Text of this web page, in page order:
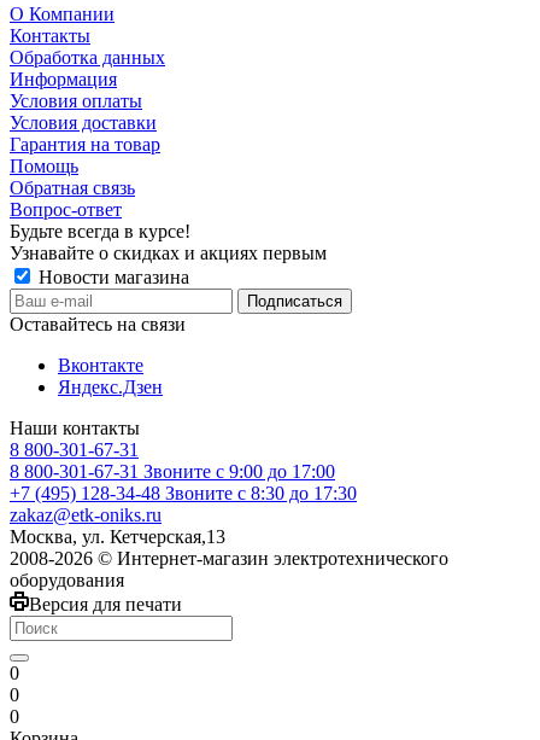
О Компании
Контакты
Обработка данных
Информация
Условия оплаты
Условия доставки
Гарантия на товар
Помощь
Обратная связь
Вопрос-ответ
Будьте всегда в курсе!
Узнавайте о скидках и акциях первым
Новости магазина
Оставайтесь на связи
Вконтакте
Яндекс.Дзен
Наши контакты
8 800-301-67-31
8 800-301-67-31 Звоните с 9:00 до 17:00
+7 (495) 128-34-48 Звоните с 8:30 до 17:30
zakaz@etk-oniks.ru
Москва, ул. Кетчерская,13
2008-2026 © Интернет-магазин электротехнического
оборудования
Версия для печати
0
0
0